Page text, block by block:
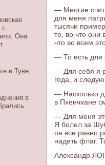
с
Она
в Туве,
в
— Многие
для меня
тысячи
то, во что
что во всем
— То есть для
— Для себя я
года, и
— Насколько
в Пхенчхане
— Для меня
Я болел за
он все равно
надеть флаг.
Александр